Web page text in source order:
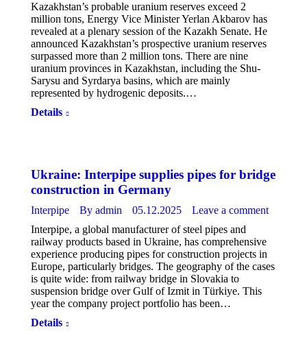
Kazakhstan’s probable uranium reserves exceed 2
million tons, Energy Vice Minister Yerlan Akbarov has
revealed at a plenary session of the Kazakh Senate. He
announced Kazakhstan’s prospective uranium reserves
surpassed more than 2 million tons. There are nine
uranium provinces in Kazakhstan, including the Shu-
Sarysu and Syrdarya basins, which are mainly
represented by hydrogenic deposits.…
Details
Ukraine: Interpipe supplies pipes for bridge
construction in Germany
Interpipe By admin 05.12.2025
Leave a comment
Interpipe, a global manufacturer of steel pipes and
railway products based in Ukraine, has comprehensive
experience producing pipes for construction projects in
Europe, particularly bridges. The geography of the cases
is quite wide: from railway bridge in Slovakia to
suspension bridge over Gulf of Izmit in Türkiye. This
year the company project portfolio has been…
Details